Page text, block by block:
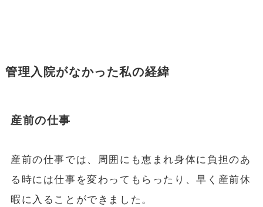
管理入院がなかった私の経緯
産前の仕事
産前の仕事では、周囲にも恵まれ身体に負担のあ
る時には仕事を変わってもらったり、早く産前休
暇に入ることができました。